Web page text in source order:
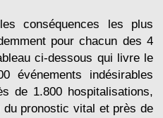
conséquences les plus
pour chacun des 4
ci-dessous qui livre le
événements indésirables
de 1.800 hospitalisations,
pronostic vital et près de